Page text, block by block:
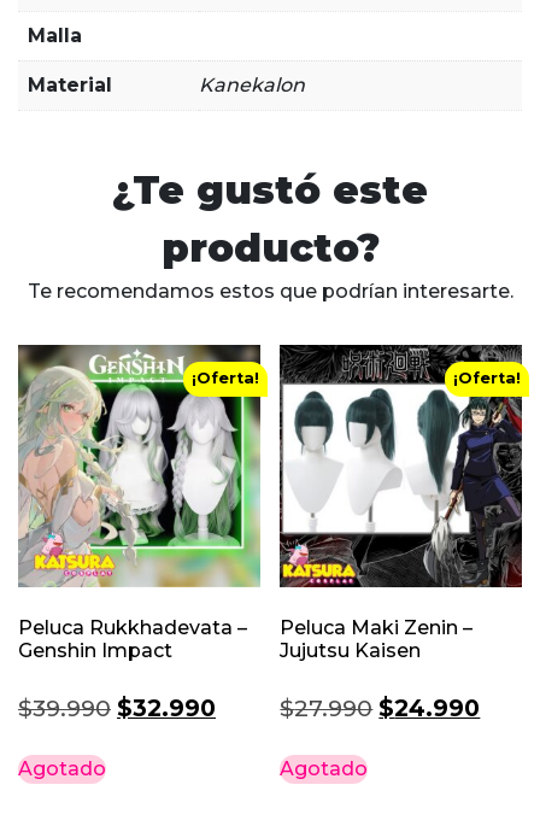
Malla
Material Kanekalon
¿Te gustó este
producto?
Te recomendamos estos que podrían interesarte.
¡Oferta!
Peluca Rukkhadevata –
Genshin Impact
$39.990 El
$32.990
actual
Agotado
¡Oferta!
Peluca Maki Zenin –
Jujutsu Kaisen
$27.990 El
$24.990
Agotado